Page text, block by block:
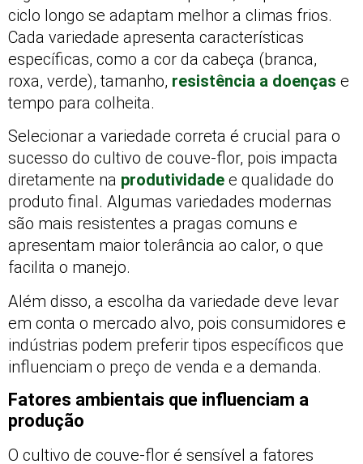
ciclo longo se adaptam melhor a climas frios.
Cada variedade apresenta características
específicas, como a cor da cabeça (branca,
roxa, verde), tamanho, resistência a doenças e
tempo para colheita.
Selecionar a variedade correta é crucial para o
sucesso do cultivo de couve-flor, pois impacta
diretamente na produtividade e qualidade do
produto final. Algumas variedades modernas
são mais resistentes a pragas comuns e
apresentam maior tolerância ao calor, o que
facilita o manejo.
Além disso, a escolha da variedade deve levar
em conta o mercado alvo, pois consumidores e
indústrias podem preferir tipos específicos que
influenciam o preço de venda e a demanda.
Fatores ambientais que influenciam a
produção
O cultivo de couve-flor é sensível a fatores